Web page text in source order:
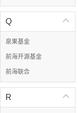

Q
泉果基金
前海开源基金
前海联合

R